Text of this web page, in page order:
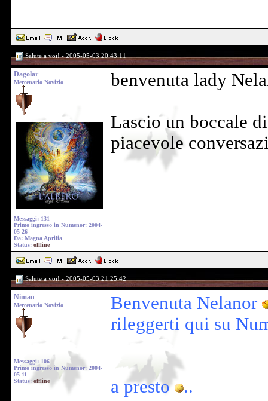
Salute a voi! - 2005-05-03 20:43:11
Dagolar
Mercenario Novizio
Messaggi: 131
Primo ingresso in Numenor: 2004-
05-26
Da: Magna Aprilia
Status: offline
benvenuta lady
Lascio un boccale
piacevole
Salute a voi! - 2005-05-03 21:25:42
Niman
Mercenario Novizio
Messaggi: 106
Primo ingresso in Numenor: 2004-
05-11
Status: offline
Benvenuta Nelanor
rileggerti qui su
a presto ..